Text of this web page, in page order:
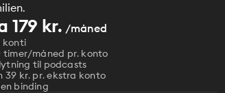
179 kr. /måned
konti
timer/måned pr. konto
til podcasts
39 kr. pr. ekstra konto
binding